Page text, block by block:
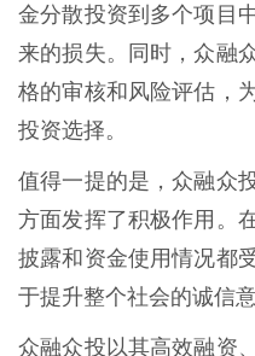
金分散投资到多个项目
来的损失。同时，众融
格的审核和风险评估，
投资选择。
值得一提的是，众融众
方面发挥了积极作用。
披露和资金使用情况都
于提升整个社会的诚信
众融众投以其高效融资